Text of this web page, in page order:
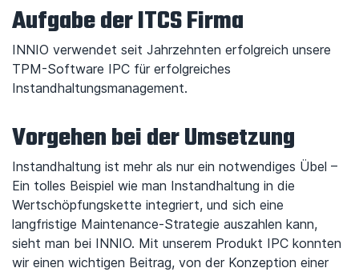
Aufgabe der ITCS Firma
INNIO verwendet seit Jahrzehnten erfolgreich unsere
TPM-Software IPC für erfolgreiches
Instandhaltungsmanagement.
Vorgehen bei der Umsetzung
Instandhaltung ist mehr als nur ein notwendiges Übel –
Ein tolles Beispiel wie man Instandhaltung in die
Wertschöpfungskette integriert, und sich eine
langfristige Maintenance-Strategie auszahlen kann,
sieht man bei INNIO. Mit unserem Produkt IPC konnten
wir einen wichtigen Beitrag, von der Konzeption einer